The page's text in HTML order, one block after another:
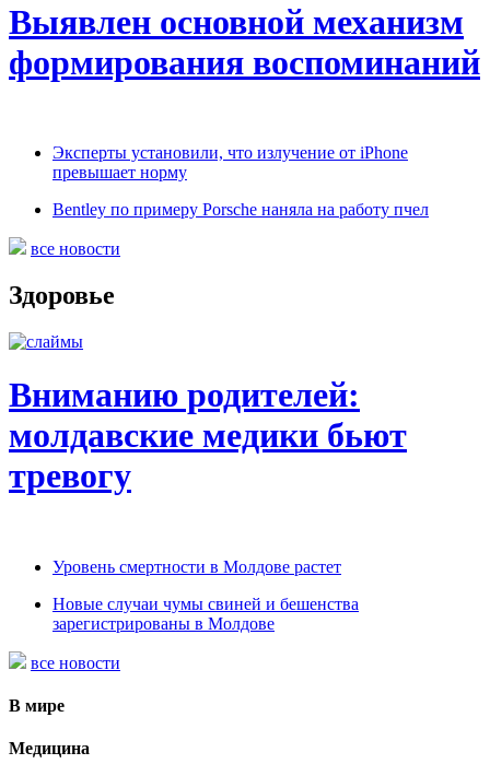
Выявлен основной механизм
формирования воспоминаний
Эксперты установили, что излучение от iPhone
превышает норму
Bentley по примеру Porsche наняла на работу пчел
все новости
Здоровье
Вниманию родителей:
молдавские медики бьют
тревогу
Уровень смертности в Молдове растет
Новые случаи чумы свиней и бешенства
зарегистрированы в Молдове
все новости
В мире
Медицина